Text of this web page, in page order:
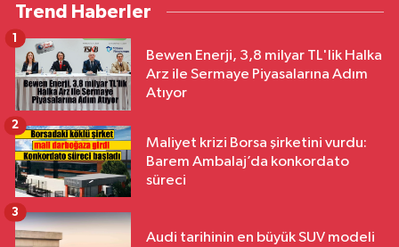
Trend Haberler
Bewen Enerji, 3,8 milyar TL'lik Halka
Arz ile Sermaye Piyasalarına Adım
Atıyor
1
Maliyet krizi Borsa şirketini vurdu:
Barem Ambalaj’da konkordato
süreci
2
Audi tarihinin en büyük SUV modeli
3